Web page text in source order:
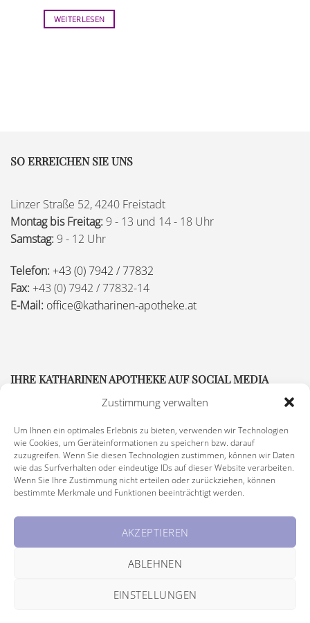
Zustimmung verwalten
Um Ihnen ein optimales Erlebnis zu bieten, verwenden wir Technologien
wie Cookies, um Geräteinformationen zu speichern bzw. darauf
zuzugreifen. Wenn Sie diesen Technologien zustimmen, können wir Daten
wie das Surfverhalten oder eindeutige IDs auf dieser Website verarbeiten.
Wenn Sie Ihre Zustimmung nicht erteilen oder zurückziehen, können
bestimmte Merkmale und Funktionen beeinträchtigt werden.
AKZEPTIEREN
ABLEHNEN
EINSTELLUNGEN
WEITERLESEN
SO ERREICHEN SIE UNS
Linzer Straße 52, 4240 Freistadt
Montag bis Freitag: 9 - 13 und 14 - 18 Uhr
Samstag: 9 - 12 Uhr
Telefon: +43 (0) 7942 / 77832
Fax: +43 (0) 7942 / 77832-14
E-Mail: office@katharinen-apotheke.at
IHRE KATHARINEN APOTHEKE AUF SOCIAL MEDIA